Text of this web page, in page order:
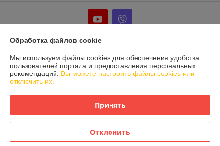
Информация для покупателя
Юридическое лицо:Частное предприятие «Фабрика Плексолл»
220007, РБ, г. Минск, ул. Фабрициуса 8, офис 1
Регистрационный номер ЕГР: 192555222
Регистрационный орган: Мингорисполком
Дата регистрации компании: 26.10.2015
Обработка файлов cookie
Мы используем файлы cookies для обеспечения удобства
пользователей портала и предоставления персональных
рекомендаций. Вы можете настроить файлы cookies или
отключить их.
Принять
Отклонить